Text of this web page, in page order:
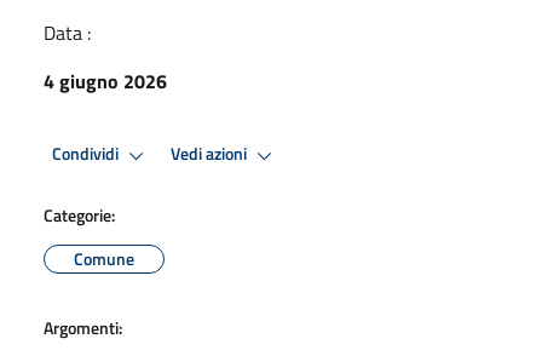
Data :
4 giugno 2026
Condividi Vedi azioni
Categorie:
Comune
Argomenti: